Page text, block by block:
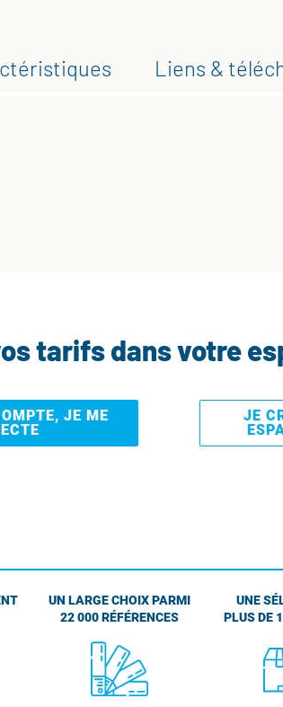
Liens &
tarifs dans votre
JE ME
JE
UN LARGE CHOIX PARMI
22 000 RÉFÉRENCES
UNE
PLUS DE